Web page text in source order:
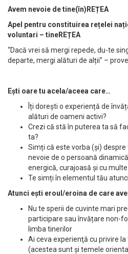
Avem nevoie de tine(în)REȚEA
Apel pentru constituirea rețelei
voluntari – tineREȚEA
“Dacă vrei să mergi repede, du-te
departe, mergi alături de alții” –
Ești oare tu acela/aceea care…
Îți dorești o experiență de
alături de oameni activi?
Crezi că stă în puterea ta să
ta?
Simți că este vorba (și)
nevoie de o persoană
energică, curajoasă și cu
Te simți în elementul tău
Atunci ești eroul/eroina de care
Nu te sperii de cuvinte mari
participare sau învățare non-
limba tinerilor
Ai ceva experienţă cu privire
(acestea sunt și temele